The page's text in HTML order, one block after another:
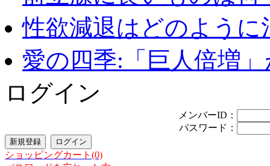
性欲減退はどのように
愛の四季:「巨人倍増
ログイン
メンバーID：
パスワード：
ショッピングカート(0)